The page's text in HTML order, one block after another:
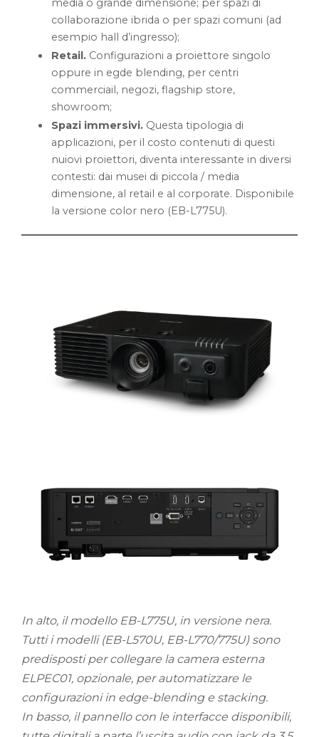
media o grande dimensione; per spazi di
collaborazione ibrida o per spazi comuni (ad
esempio hall d’ingresso);
Retail. Configurazioni a proiettore singolo
oppure in egde blending, per centri
commerciail, negozi, flagship store,
showroom;
Spazi immersivi. Questa tipologia di
applicazioni, per il costo contenuti di questi
nuiovi proiettori, diventa interessante in diversi
contesti: dai musei di piccola / media
dimensione, al retail e al corporate. Disponibile
la versione color nero (EB-L775U).
In alto, il modello EB-L775U, in versione nera.
Tutti i modelli (EB-L570U, EB-L770/775U) sono
predisposti per collegare la camera esterna
ELPEC01, opzionale, per automatizzare le
configurazioni in edge-blending e stacking.
In basso, il pannello con le interfacce disponibili,